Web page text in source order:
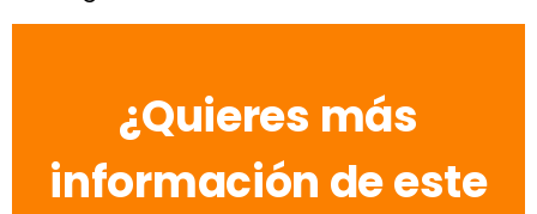
¿Quieres más
información de este